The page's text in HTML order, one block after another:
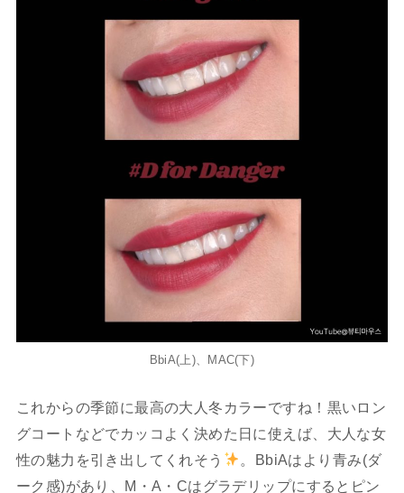
BbiA(上)、MAC(下)
これからの季節に最高の大人冬カラーですね！黒いロン
グコートなどでカッコよく決めた日に使えば、大人な女
性の魅力を引き出してくれそう
。BbiAはより青み(ダ
ーク感)があり、M・A・Cはグラデリップにするとピン